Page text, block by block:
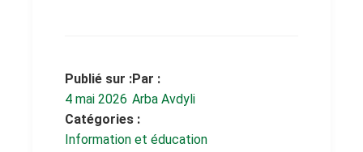
Publié sur :
4 mai 2026
Par :
Arba Avdyli
Catégories :
Information et éducation